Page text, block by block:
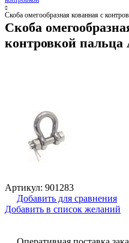
Скоба омегообразная кованная с
Скоба
контровкой
Артикул: 901283
Добавить для сравнения
Добавить в список желаний